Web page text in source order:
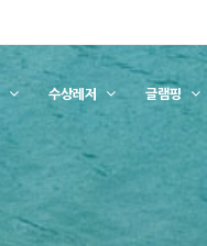
수상레저 글램핑